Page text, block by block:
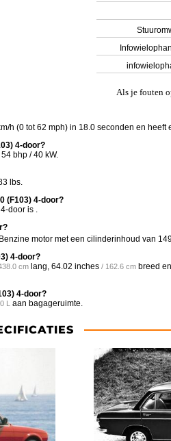
Als je fouten
h (0 tot 62 mph) in 18.0 seconden en
4-door?
bhp / 40 kW.
lbs.
(F103) 4-door?
door is .
motor met een cilinderinhoud van
4-door?
cm lang, 64.02 inches / 162.6 cm breed en
4-door?
L aan bagageruimte.